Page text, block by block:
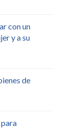
con un
y a su
de